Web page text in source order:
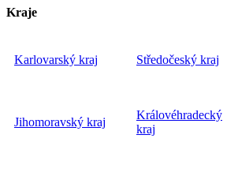
Kraje
Karlovarský kraj Středočeský kraj
Jihomoravský kraj
Královéhradecký
kraj